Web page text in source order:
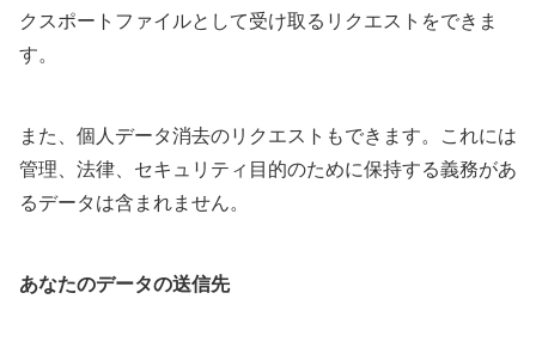
クスポートファイルとして受け取るリクエストをできま
す。
また、個人データ消去のリクエストもできます。これには
管理、法律、セキュリティ目的のために保持する義務があ
るデータは含まれません。
あなたのデータの送信先